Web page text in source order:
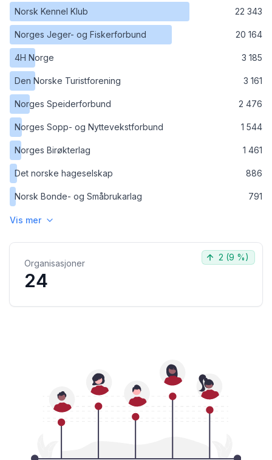
Norsk Kennel Klub
Norges Jeger- og Fiskerforbund
4H Norge
Den Norske Turistforening
Norges Speiderforbund
Norges Sopp- og Nyttevekstforbund
Norges Birøkterlag
Det norske hageselskap
Norsk Bonde- og Småbrukarlag
22 343
20 164
3 185
3 161
2 476
1 544
1 461
886
791
Vis mer
Organisasjoner
2 (9 %)
24